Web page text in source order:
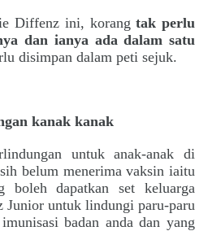
Diffenz ini, korangtak perlu
dan ianya ada dalam satu
disimpan dalam peti sejuk.
kanak kanak
untuk anak-anak di
belum menerima vaksin iaitu
boleh dapatkan set keluarga
Junior untuk lindungi paru-paru
badan anda dan yang